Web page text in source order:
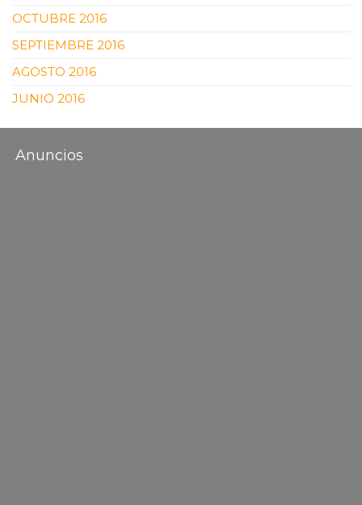
OCTUBRE 2016
SEPTIEMBRE 2016
AGOSTO 2016
JUNIO 2016
Anuncios